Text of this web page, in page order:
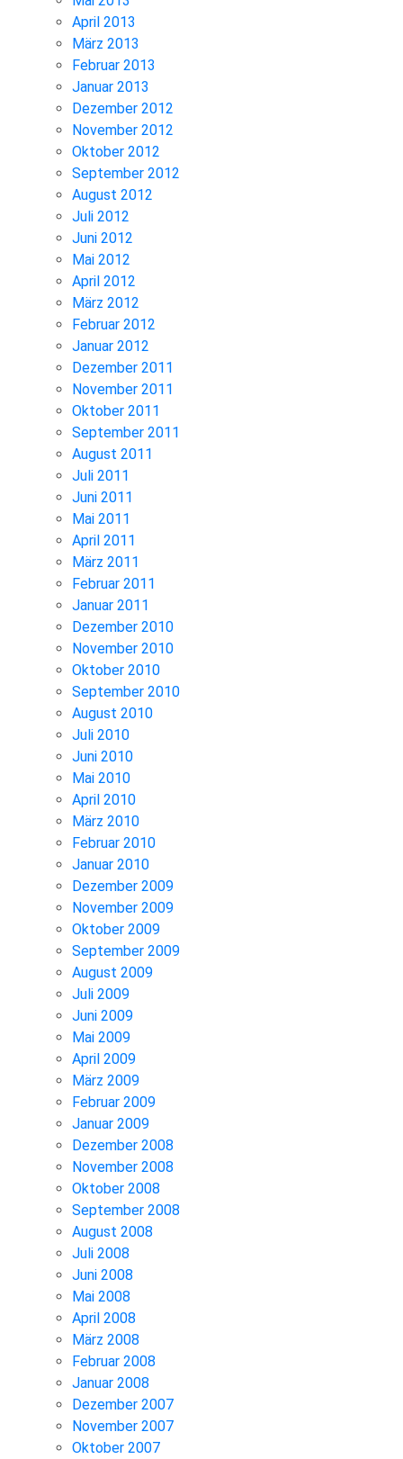
April 2013
März 2013
Februar 2013
Januar 2013
Dezember 2012
November 2012
Oktober 2012
September 2012
August 2012
Juli 2012
Juni 2012
Mai 2012
April 2012
März 2012
Februar 2012
Januar 2012
Dezember 2011
November 2011
Oktober 2011
September 2011
August 2011
Juli 2011
Juni 2011
Mai 2011
April 2011
März 2011
Februar 2011
Januar 2011
Dezember 2010
November 2010
Oktober 2010
September 2010
August 2010
Juli 2010
Juni 2010
Mai 2010
April 2010
März 2010
Februar 2010
Januar 2010
Dezember 2009
November 2009
Oktober 2009
September 2009
August 2009
Juli 2009
Juni 2009
Mai 2009
April 2009
März 2009
Februar 2009
Januar 2009
Dezember 2008
November 2008
Oktober 2008
September 2008
August 2008
Juli 2008
Juni 2008
Mai 2008
April 2008
März 2008
Februar 2008
Januar 2008
Dezember 2007
November 2007
Oktober 2007